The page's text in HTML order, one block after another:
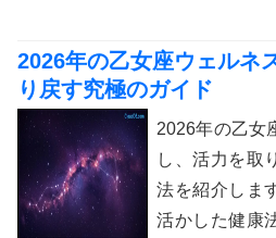
2026年の乙女座ウェルネ
り戻す究極のガイド
2026年の乙女
し、活力を取
法を紹介しま
活かした健康